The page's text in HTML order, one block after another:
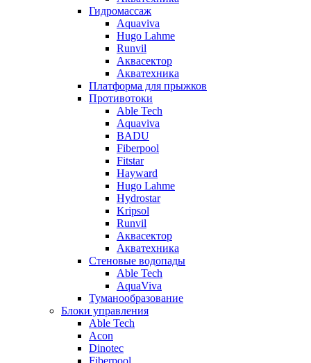
Гидромассаж
Aquaviva
Hugo Lahme
Runvil
Аквасектор
Акватехника
Платформа для прыжков
Противотоки
Able Tech
Aquaviva
BADU
Fiberpool
Fitstar
Hayward
Hugo Lahme
Hydrostar
Kripsol
Runvil
Аквасектор
Акватехника
Стеновые водопады
Able Tech
AquaViva
Туманообразование
Блоки управления
Able Tech
Acon
Dinotec
Fiberpool